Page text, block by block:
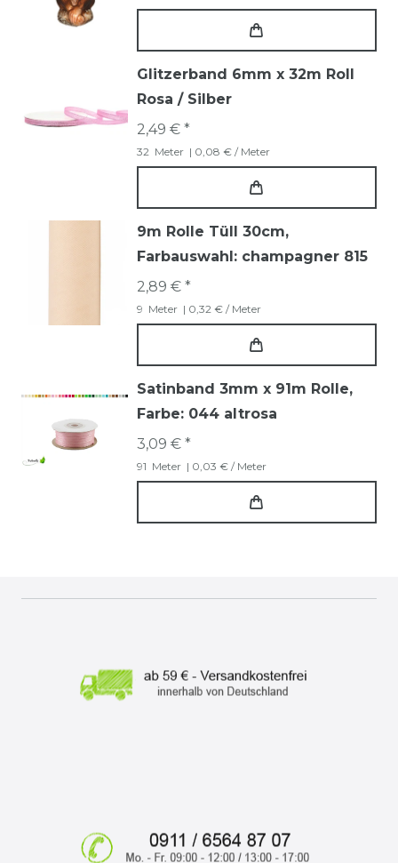
Glitzerband 6mm x 32m Roll
Rosa / Silber
2,49 € *
32 Meter | 0,08 € / Meter
9m Rolle Tüll 30cm,
Farbauswahl: champagner 815
2,89 € *
9 Meter | 0,32 € / Meter
Satinband 3mm x 91m Rolle,
Farbe: 044 altrosa
3,09 € *
91 Meter | 0,03 € / Meter